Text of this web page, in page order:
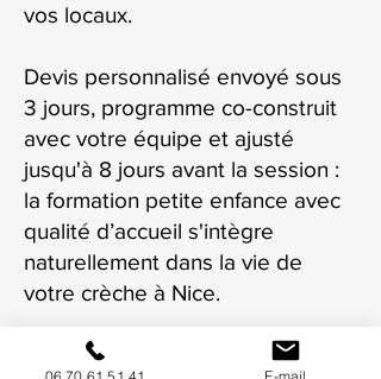
vos locaux.
Devis personnalisé envoyé sous
3 jours, programme co-construit
avec votre équipe et ajusté
jusqu'à 8 jours avant la session :
la formation petite enfance avec
qualité d’accueil s'intègre
naturellement dans la vie de
votre crèche à Nice.
06 70 61 51 41 E-mail